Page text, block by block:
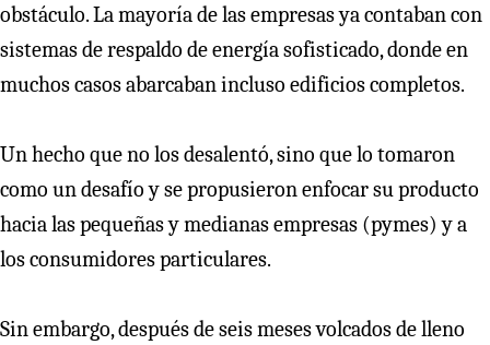
obstáculo. La mayoría de las empresas ya contaban con
sistemas de respaldo de energía sofisticado, donde en
muchos casos abarcaban incluso edificios completos.
Un hecho que no los desalentó, sino que lo tomaron
como un desafío y se propusieron enfocar su producto
hacia las pequeñas y medianas empresas (pymes) y a
los consumidores particulares.
Sin embargo, después de seis meses volcados de lleno